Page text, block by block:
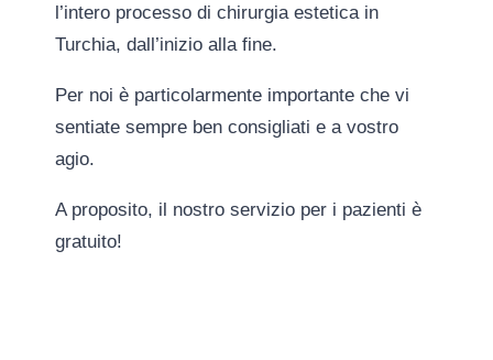
l’intero processo di chirurgia estetica in
Turchia, dall’inizio alla fine.
Per noi è particolarmente importante che vi
sentiate sempre ben consigliati e a vostro
agio.
A proposito, il nostro servizio per i pazienti è
gratuito!